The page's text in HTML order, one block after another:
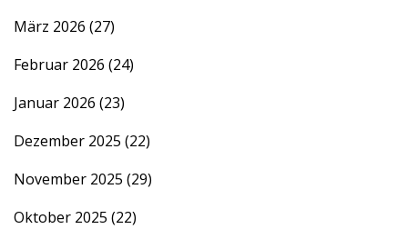
März 2026 (27)
Februar 2026 (24)
Januar 2026 (23)
Dezember 2025 (22)
November 2025 (29)
Oktober 2025 (22)